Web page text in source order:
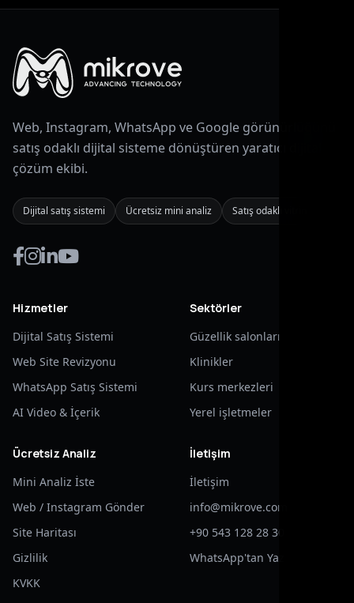
Web, Instagram, WhatsApp ve Google görünürlüğünü
satış odaklı dijital sisteme dönüştüren yaratıcı dijital
çözüm ekibi.
Dijital satış sistemi Ücretsiz mini analiz Satış odaklı vitrin
Hizmetler
Dijital Satış Sistemi
Web Site Revizyonu
WhatsApp Satış Sistemi
AI Video & İçerik
Sektörler
Güzellik salonları
Klinikler
Kurs merkezleri
Yerel işletmeler
Ücretsiz Analiz
Mini Analiz İste
Web / Instagram Gönder
Site Haritası
Gizlilik
KVKK
İletişim
İletişim
info@mikrove.com
+90 543 128 28 30
WhatsApp'tan Yaz